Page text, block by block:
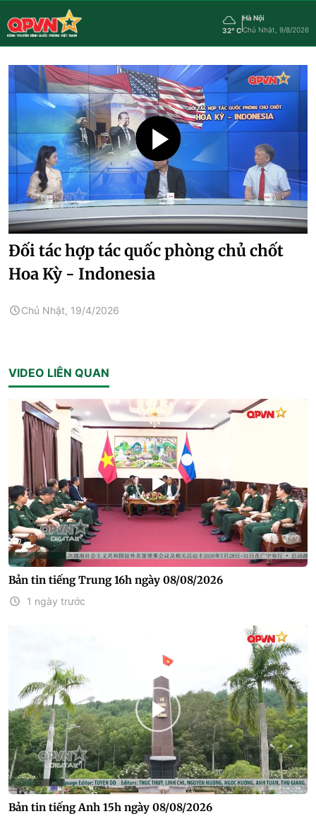
32° C
Hà Nội
Chủ Nhật, 9/8/2026
Đối tác hợp tác quốc phòng chủ chốt
Hoa Kỳ - Indonesia
Chủ Nhật, 19/4/2026
VIDEO LIÊN QUAN
Bản tin tiếng Trung 16h ngày 08/08/2026
1 ngày trước
Bản tin tiếng Anh 15h ngày 08/08/2026